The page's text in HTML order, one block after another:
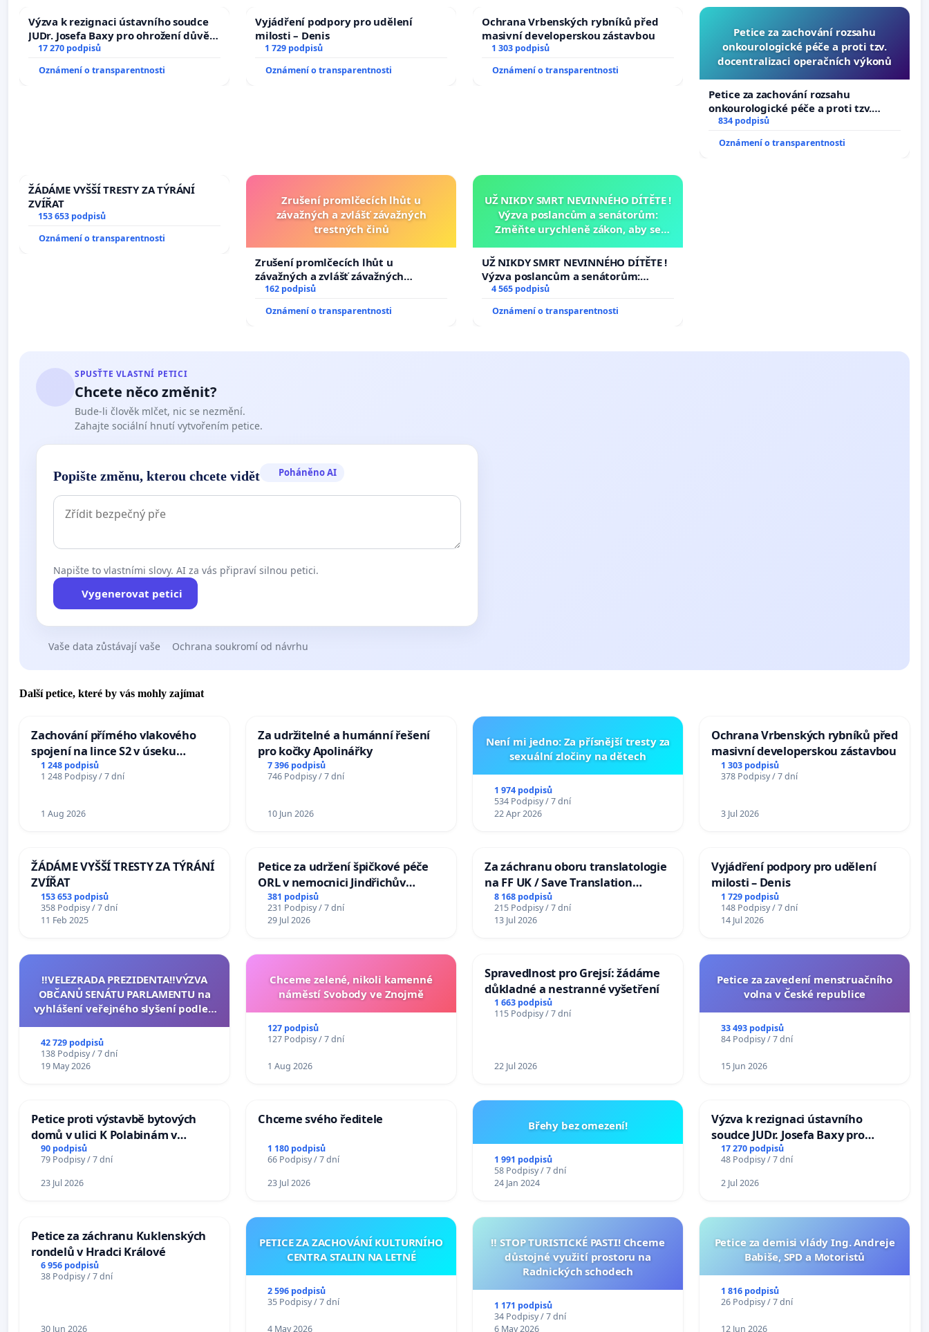
Výzva k rezignaci ústavního soudce
JUDr. Josefa Baxy pro ohrožení důvěry
ve spravedlivý proces
17 270 podpisů
Oznámení o transparentnosti
Vyjádření podpory pro udělení
milosti – Denis
1 729 podpisů
Oznámení o transparentnosti
Ochrana Vrbenských rybníků před
masivní developerskou zástavbou
1 303 podpisů
Oznámení o transparentnosti
Petice za zachování rozsahu
onkourologické péče a proti tzv.
docentralizaci operačních výkonů
Petice za zachování rozsahu
onkourologické péče a proti tzv.
docentralizaci operačních výkonů
834 podpisů
Oznámení o transparentnosti
ŽÁDÁME VYŠŠÍ TRESTY ZA TÝRÁNÍ
ZVÍŘAT
153 653 podpisů
Oznámení o transparentnosti
Zrušení promlčecích lhůt u
závažných a zvlášť závažných
trestných činů
Zrušení promlčecích lhůt u
závažných a zvlášť závažných
trestných činů
162 podpisů
Oznámení o transparentnosti
UŽ NIKDY SMRT NEVINNÉHO DÍTĚTE !
Výzva poslancům a senátorům:
Změňte urychleně zákon, aby se
opakovat!
UŽ NIKDY SMRT NEVINNÉHO DÍTĚTE !
Výzva poslancům a senátorům:
Změňte urychleně zákon, aby se
tragédie malé Viktorky už nemohla
opakovat!
4 565 podpisů
Oznámení o transparentnosti
SPUSŤTE VLASTNÍ PETICI
Chcete něco změnit?
Bude-li člověk mlčet, nic se nezmění.
Zahajte sociální hnutí vytvořením petice.
Popište změnu, kterou chcete vidět Poháněno AI
Napište to vlastními slovy. AI za vás připraví silnou petici.
Vygenerovat petici
Vaše data zůstávají vaše Ochrana soukromí od návrhu
Další petice, které by vás mohly zajímat
Zachování přímého vlakového
spojení na lince S2 v úseku
Ostrava – Bohumín – Karviná –
Mosty u Jablunkova
1 248 podpisů
1 248 Podpisy / 7 dní
1 Aug 2026
Za udržitelné a humánní řešení
pro kočky Apolinářky
7 396 podpisů
746 Podpisy / 7 dní
10 Jun 2026
Není mi jedno: Za přísnější tresty za
sexuální zločiny na dětech
1 974 podpisů
534 Podpisy / 7 dní
22 Apr 2026
Ochrana Vrbenských rybníků před
masivní developerskou zástavbou
1 303 podpisů
378 Podpisy / 7 dní
3 Jul 2026
ŽÁDÁME VYŠŠÍ TRESTY ZA TÝRÁNÍ
ZVÍŘAT
153 653 podpisů
358 Podpisy / 7 dní
11 Feb 2025
Petice za udržení špičkové péče
ORL v nemocnici Jindřichův
Hradec
381 podpisů
231 Podpisy / 7 dní
29 Jul 2026
Za záchranu oboru translatologie
na FF UK / Save Translation
Studies at the Faculty of Arts,
Charles University
8 168 podpisů
215 Podpisy / 7 dní
13 Jul 2026
Vyjádření podpory pro udělení
milosti – Denis
1 729 podpisů
148 Podpisy / 7 dní
14 Jul 2026
‼️VELEZRADA PREZIDENTA‼️VÝZVA
OBČANŮ SENÁTU PARLAMENTU na
vyhlášení veřejného slyšení podle §
na přijetí usnesení k podání ústavní
žaloby na prezidenta republiky
42 729 podpisů
138 Podpisy / 7 dní
19 May 2026
Chceme zelené, nikoli kamenné
náměstí Svobody ve Znojmě
127 podpisů
127 Podpisy / 7 dní
1 Aug 2026
Spravedlnost pro Grejsí: žádáme
důkladné a nestranné vyšetření
1 663 podpisů
115 Podpisy / 7 dní
22 Jul 2026
Petice za zavedení menstruačního
volna v České republice
33 493 podpisů
84 Podpisy / 7 dní
15 Jun 2026
Petice proti výstavbě bytových
domů v ulici K Polabinám v
Pardubicích
90 podpisů
79 Podpisy / 7 dní
23 Jul 2026
Chceme svého ředitele
1 180 podpisů
66 Podpisy / 7 dní
23 Jul 2026
Břehy bez omezení!
1 991 podpisů
58 Podpisy / 7 dní
24 Jan 2024
Výzva k rezignaci ústavního
soudce JUDr. Josefa Baxy pro
ohrožení důvěry ve spravedlivý
proces
17 270 podpisů
48 Podpisy / 7 dní
2 Jul 2026
Petice za záchranu Kuklenských
rondelů v Hradci Králové
6 956 podpisů
38 Podpisy / 7 dní
30 Jun 2026
PETICE ZA ZACHOVÁNÍ KULTURNÍHO
CENTRA STALIN NA LETNÉ
2 596 podpisů
35 Podpisy / 7 dní
4 May 2026
‼️ STOP TURISTICKÉ PASTI! Chceme
důstojné využití prostoru na
Radnických schodech
1 171 podpisů
34 Podpisy / 7 dní
6 May 2026
Petice za demisi vlády Ing. Andreje
Babiše, SPD a Motoristů
1 816 podpisů
26 Podpisy / 7 dní
12 Jun 2026